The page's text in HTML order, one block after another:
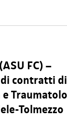
FC) –
contratti di
Tolmezzo